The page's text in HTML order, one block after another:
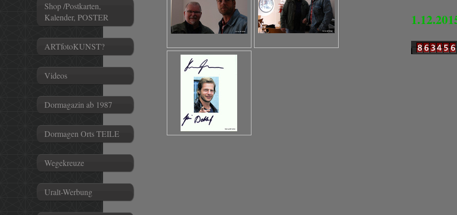
Shop /Postkarten,
Kalender, POSTER
ARTfotoKUNST?
Videos
Dormagazin ab 1987
Dormagen Orts TEILE
Wegekreuze
Uralt-Werbung